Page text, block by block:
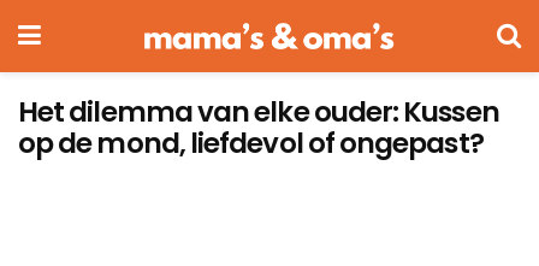
Het dilemma van elke ouder: Kussen
op de mond, liefdevol of ongepast?